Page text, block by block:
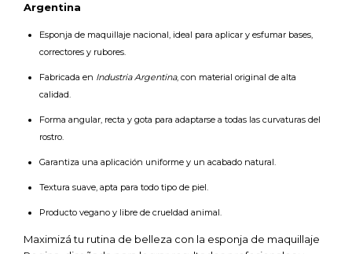
Argentina
Esponja de maquillaje nacional, ideal para aplicar y esfumar bases,
correctores y rubores.
Fabricada en Industria Argentina, con material original de alta
calidad.
Forma angular, recta y gota para adaptarse a todas las curvaturas del
rostro.
Garantiza una aplicación uniforme y un acabado natural.
Textura suave, apta para todo tipo de piel.
Producto vegano y libre de crueldad animal.
Maximizá tu rutina de belleza con la esponja de maquillaje